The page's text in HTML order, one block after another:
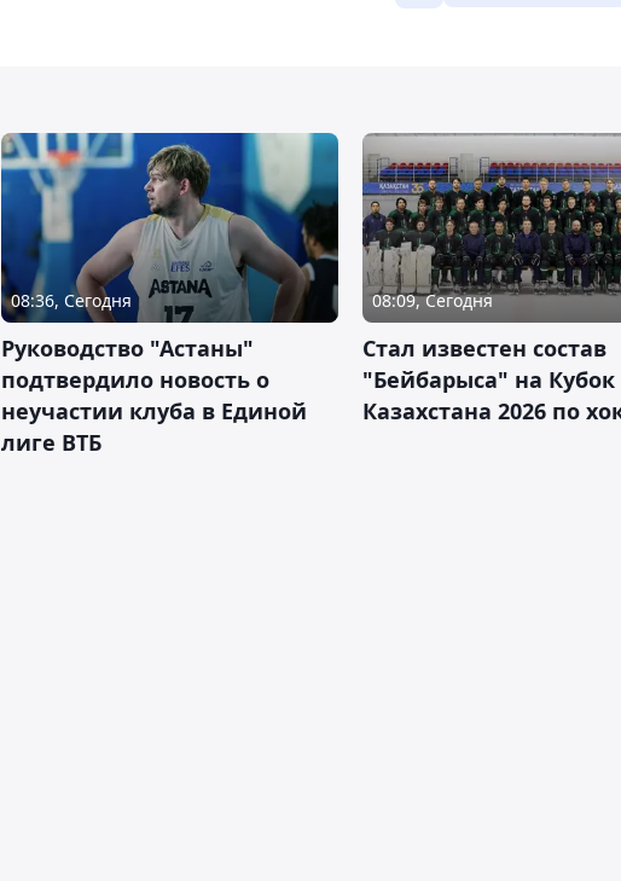
08:36, Сегодня
Руководство "Астаны"
подтвердило новость о
неучастии клуба в Единой
лиге ВТБ
08:09, Сегодня
Стал известен состав
"Бейбарыса" на Кубок
Казахстана 2026 по